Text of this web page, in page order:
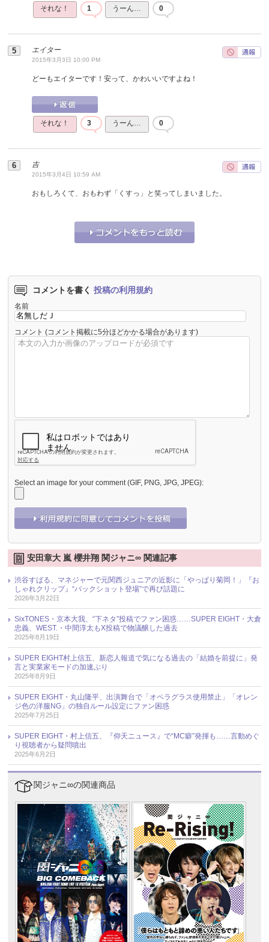
それな！ 1 うーん… 0
エイター
2015年3月3日 10:00 PM
どーもエイターです！安って、かわいいですよね！
それな！ 3 うーん… 0
吉
2015年3月4日 10:59 AM
おもしろくて、おもわず「くすっ」と笑ってしまいました。
0 うーん… 0
コメントを書く 投稿の利用規約
名前
コメント (コメント掲載に5分ほどかかる場合があります)
Select an image for your comment (GIF, PNG, JPG, JPEG):
安田章大 嵐 櫻井翔 関ジャニ∞ 関連記事
渋谷すばる、マネジャーで元関西ジュニアの近影に「やっぱり菊岡！」『お
しゃれクリップ』“バックショット登場”で再び話題に
2026年3月22日
SixTONES・京本大我、“下ネタ”投稿でファン困惑……SUPER EIGHT・大倉
忠義、WEST.・中間淳太もX投稿で物議醸した過去
2025年8月19日
SUPER EIGHT村上信五、新恋人報道で気になる過去の「結婚を前提に」発
言と実業家モードの加速ぶり
2025年8月9日
SUPER EIGHT・丸山隆平、出演舞台で「オペラグラス使用禁止」「オレン
ジ色の洋服NG」の独自ルール設定にファン困惑
2025年7月25日
SUPER EIGHT・村上信五、『仰天ニュース』で“MC癖”発揮も……言動めぐ
り視聴者から疑問噴出
2025年6月2日
関ジャニ∞の関連商品